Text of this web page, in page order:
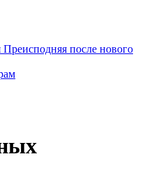
после нового